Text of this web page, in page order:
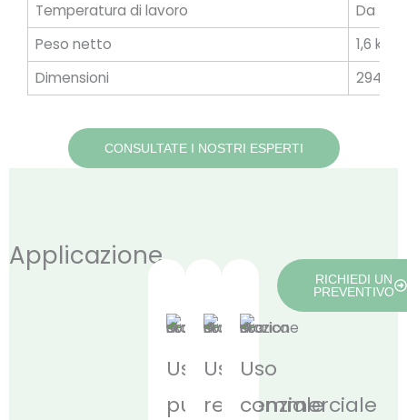
Temperatura di lavoro
Da -
Peso netto
1,6 kg
Dimensioni
CONSULTATE I NOSTRI ESPERTI
Applicazione
Uso
pubblico
Uso
residenziale
Uso
commerciale
RICHIEDI UN
PREVENTIVO